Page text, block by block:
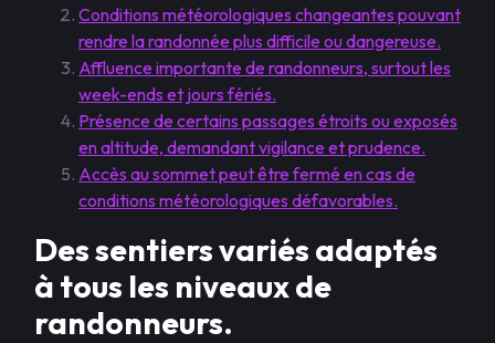
Conditions météorologiques changeantes pouvant
rendre la randonnée plus difficile ou dangereuse.
Affluence importante de randonneurs, surtout les
week-ends et jours fériés.
Présence de certains passages étroits ou exposés
en altitude, demandant vigilance et prudence.
Accès au sommet peut être fermé en cas de
conditions météorologiques défavorables.
Des sentiers variés adaptés
à tous les niveaux de
randonneurs.